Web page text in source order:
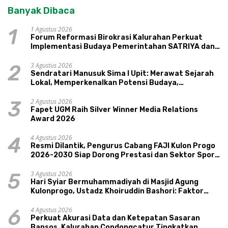
Banyak Dibaca
1
1 Agustus 2026
Forum Reformasi Birokrasi Kalurahan Perkuat
Implementasi Budaya Pemerintahan SATRIYA dan
2
3 Agustus 2026
Sendratari Manusuk Sima I Upit: Merawat Sejarah
Lokal, Memperkenalkan Potensi Budaya,
3
2 Agustus 2026
Fapet UGM Raih Silver Winner Media Relations
Award 2026
4
4 Agustus 2026
Resmi Dilantik, Pengurus Cabang FAJI Kulon Progo
2026-2030 Siap Dorong Prestasi dan Sektor Sport
5
3 Agustus 2026
Hari Syiar Bermuhammadiyah di Masjid Agung
Kulonprogo, Ustadz Khoiruddin Bashori: Faktor
6
4 Agustus 2026
Perkuat Akurasi Data dan Ketepatan Sasaran